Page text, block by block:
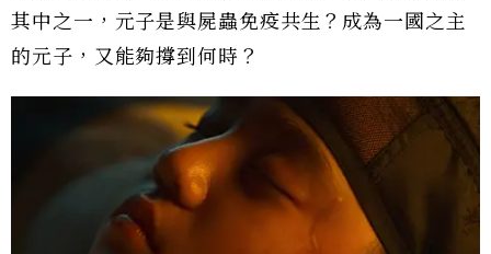
其中之一，元子是與屍蟲免疫共生？成為一國之主
的元子，又能夠撐到何時？